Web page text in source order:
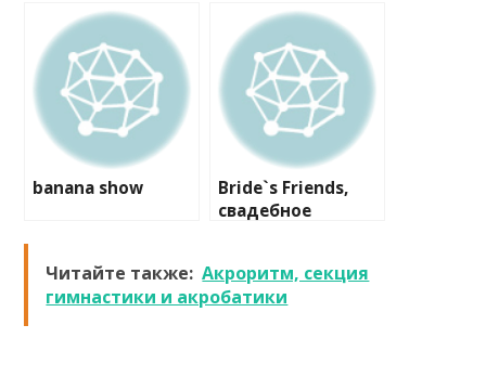
мероприятий
banana show
Bride`s Friends,
свадебное
Читайте также: Акроритм, секция
гимнастики и акробатики